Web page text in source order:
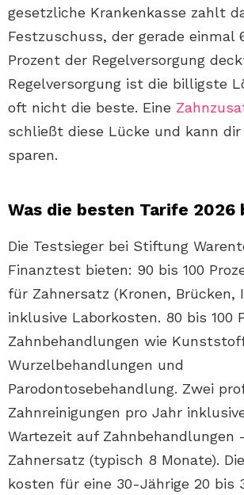
gesetzliche Krankenkasse zahlt
Festzuschuss, der gerade einmal
Prozent der Regelversorgung
Regelversorgung ist die billigste
oft nicht die beste. Eine
schließt diese Lücke und kann
sparen.
Was die besten Tarife 2026
Die Testsieger bei Stiftung
Finanztest bieten: 90 bis 100
für Zahnersatz (Kronen, Brücken,
inklusive Laborkosten. 80 bis 100
Zahnbehandlungen wie
Wurzelbehandlungen und
Parodontosebehandlung. Zwei
Zahnreinigungen pro Jahr
Wartezeit auf Zahnbehandlungen
Zahnersatz (typisch 8 Monate).
kosten für eine 30-Jährige 20 bis